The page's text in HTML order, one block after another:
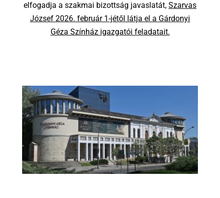
elfogadja a szakmai bizottság javaslatát, Szarvas
József 2026. február 1-jétől látja el a Gárdonyi
Géza Színház igazgatói feladatait.